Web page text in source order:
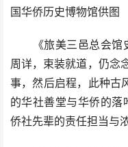
国华侨历史博物馆供图
《旅美三邑总会馆史
周详，束装就道，仍念
事，然后启程，此种古
的华社善堂与华侨的
侨社先辈的责任担当与